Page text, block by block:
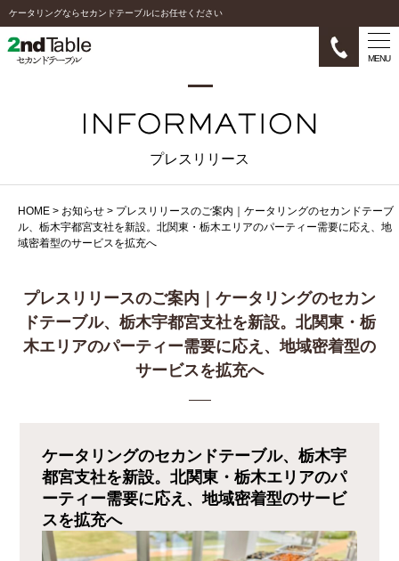
ケータリングならセカンドテーブルにお任せください
MENU
プレスリリース
HOME > お知らせ > プレスリリースのご案内｜ケータリングのセカンドテーブ
ル、栃木宇都宮支社を新設。北関東・栃木エリアのパーティー需要に応え、地
域密着型のサービスを拡充へ
プレスリリースのご案内｜ケータリングのセカン
ドテーブル、栃木宇都宮支社を新設。北関東・栃
木エリアのパーティー需要に応え、地域密着型の
サービスを拡充へ
ケータリングのセカンドテーブル、栃木宇
都宮支社を新設。北関東・栃木エリアのパ
ーティー需要に応え、地域密着型のサービ
スを拡充へ